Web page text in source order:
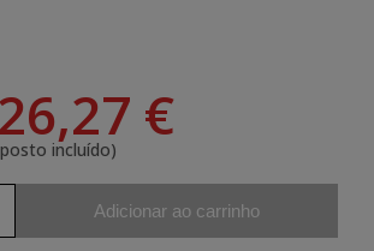
26,27 €
incluído)
Adicionar ao carrinho